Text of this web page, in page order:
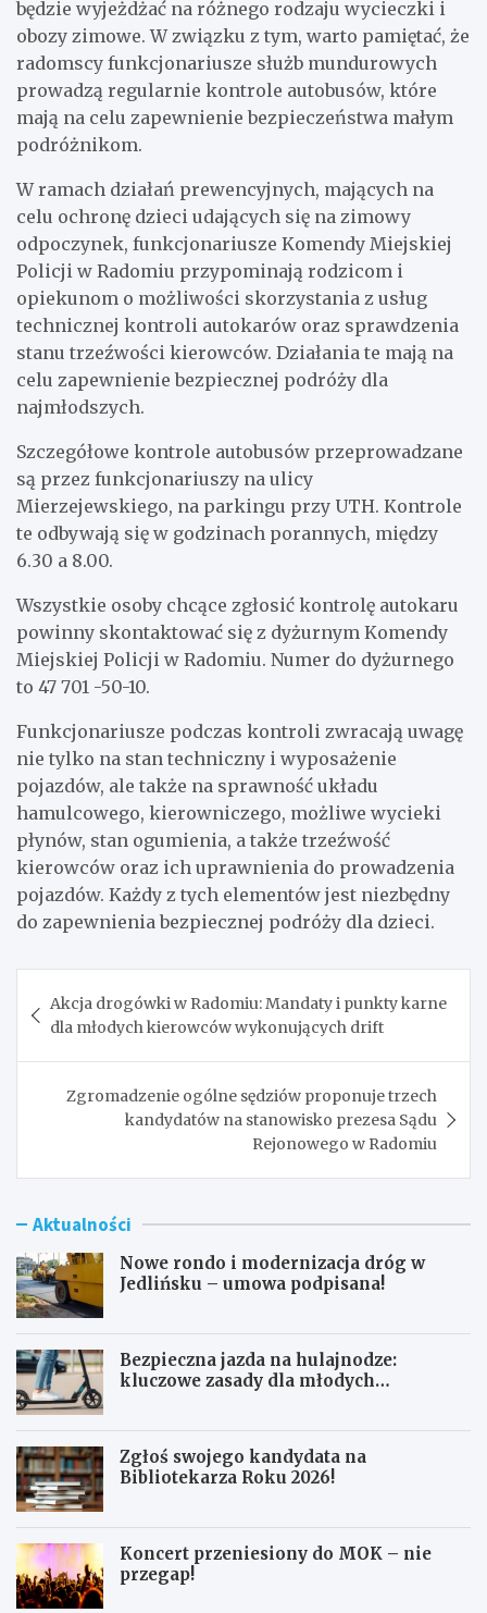
będzie wyjeżdżać na różnego rodzaju wycieczki i
obozy zimowe. W związku z tym, warto pamiętać, że
radomscy funkcjonariusze służb mundurowych
prowadzą regularnie kontrole autobusów, które
mają na celu zapewnienie bezpieczeństwa małym
podróżnikom.
W ramach działań prewencyjnych, mających na
celu ochronę dzieci udających się na zimowy
odpoczynek, funkcjonariusze Komendy Miejskiej
Policji w Radomiu przypominają rodzicom i
opiekunom o możliwości skorzystania z usług
technicznej kontroli autokarów oraz sprawdzenia
stanu trzeźwości kierowców. Działania te mają na
celu zapewnienie bezpiecznej podróży dla
najmłodszych.
Szczegółowe kontrole autobusów przeprowadzane
są przez funkcjonariuszy na ulicy
Mierzejewskiego, na parkingu przy UTH. Kontrole
te odbywają się w godzinach porannych, między
6.30 a 8.00.
Wszystkie osoby chcące zgłosić kontrolę autokaru
powinny skontaktować się z dyżurnym Komendy
Miejskiej Policji w Radomiu. Numer do dyżurnego
to 47 701 -50-10.
Funkcjonariusze podczas kontroli zwracają uwagę
nie tylko na stan techniczny i wyposażenie
pojazdów, ale także na sprawność układu
hamulcowego, kierowniczego, możliwe wycieki
płynów, stan ogumienia, a także trzeźwość
kierowców oraz ich uprawnienia do prowadzenia
pojazdów. Każdy z tych elementów jest niezbędny
do zapewnienia bezpiecznej podróży dla dzieci.
wpisu
Akcja drogówki w Radomiu: Mandaty i punkty karne
dla młodych kierowców wykonujących drift
Zgromadzenie ogólne sędziów proponuje trzech
kandydatów na stanowisko prezesa Sądu
Rejonowego w Radomiu
Aktualności
Nowe rondo i modernizacja dróg w
Jedlińsku – umowa podpisana!
Bezpieczna jazda na hulajnodze:
kluczowe zasady dla młodych
Zgłoś swojego kandydata na
Bibliotekarza Roku 2026!
Koncert przeniesiony do MOK – nie
przegap!
N
B